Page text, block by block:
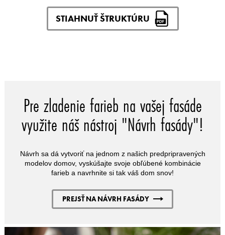
STIAHNUŤ ŠTRUKTÚRU
Pre zladenie farieb na vašej fasáde
využite náš nástroj "Návrh fasády"!
Návrh sa dá vytvoriť na jednom z našich predpripravených
modelov domov, vyskúšajte svoje obľúbené kombinácie
farieb a navrhnite si tak váš dom snov!
PREJSŤ NA NÁVRH FASÁDY